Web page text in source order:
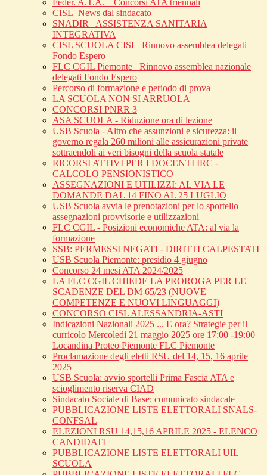
Feder. A.T.A. _ Concorsi ATA triennali
CISL_News dal sindacato
SNADIR_ ASSISTENZA SANITARIA
INTEGRATIVA
CISL SCUOLA CISL_Rinnovo assemblea delegati
Fondo Espero
FLC CGIL Piemonte _Rinnovo assemblea nazionale
delegati Fondo Espero
Percorso di formazione e periodo di prova
LA SCUOLA NON SI ARRUOLA
CONCORSI PNRR 3
ASA SCUOLA - Riduzione ora di lezione
USB Scuola - Altro che assunzioni e sicurezza: il
governo regala 260 milioni alle assicurazioni private
sottraendoli ai veri bisogni della scuola statale
RICORSI ATTIVI PER I DOCENTI IRC -
CALCOLO PENSIONISTICO
ASSEGNAZIONI E UTILIZZI: AL VIA LE
DOMANDE DAL 14 FINO AL 25 LUGLIO
USB Scuola avvia le prenotazioni per lo sportello
assegnazioni provvisorie e utilizzazioni
FLC CGIL - Posizioni economiche ATA: al via la
formazione
SSB: PERMESSI NEGATI - DIRITTI CALPESTATI
USB Scuola Piemonte: presidio 4 giugno
Concorso 24 mesi ATA 2024/2025
LA FLC CGIL CHIEDE LA PROROGA PER LE
SCADENZE DEL DM 65/23 (NUOVE
COMPETENZE E NUOVI LINGUAGGI)
CONCORSO CISL ALESSANDRIA-ASTI
Indicazioni Nazionali 2025 ... E ora? Strategie per il
curricolo Mercoledì 21 maggio 2025 ore 17:00 -19:00
Locandina Proteo Piemonte FLC Piemonte
Proclamazione degli eletti RSU del 14, 15, 16 aprile
2025
USB Scuola: avvio sportelli Prima Fascia ATA e
scioglimento riserva CIAD
Sindacato Sociale di Base: comunicato sindacale
PUBBLICAZIONE LISTE ELETTORALI SNALS-
CONFSAL
ELEZIONI RSU 14,15,16 APRILE 2025 - ELENCO
CANDIDATI
PUBBLICAZIONE LISTE ELETTORALI UIL
SCUOLA